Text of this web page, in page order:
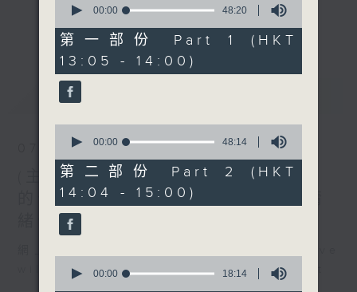
一眾主持與全港愛心醫護，健康專業人士攜
手，組織最強的醫學網絡，提供實用醫療健康
資訊。
星期一至五，下午 1 時10分 香港電台第一
下午2時 至 3 時 香港電台第一台
更多...
最新
07/08/2026
(主持：方健儀、潘蔚林) 雙職媽媽
的母乳歷程 / 結節性癢疹 / 長者情
緒健康
will be available after live webcast
主題：全面剖析抑鬱症
嘉賓：張漢奇醫生 (精神科專
科醫生)
seconds
48
minutes,
20
seconds
00:00 48:20
第一部份 Part 1 (HKT
13:05 - 14:00)
seconds
48
minutes,
14
seconds
00:00 48:14
第二部份 Part 2 (HKT
14:04 - 15:00)
seconds
00:00 18:14